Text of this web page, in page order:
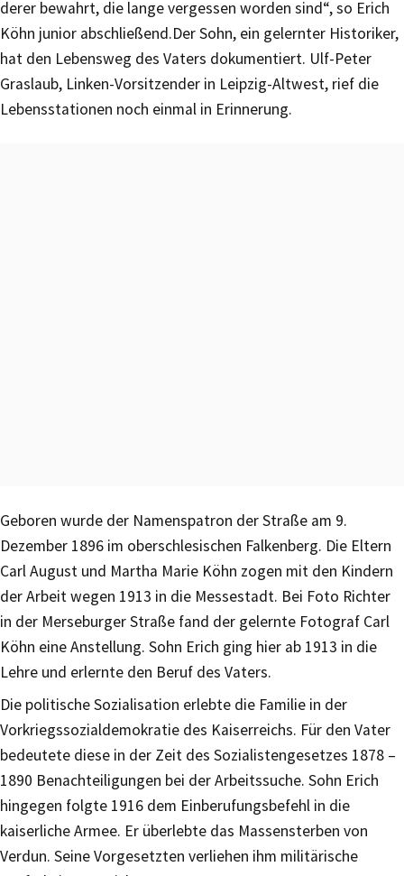
derer bewahrt, die lange vergessen worden sind“, so Erich
Köhn junior abschließend.Der Sohn, ein gelernter Historiker,
hat den Lebensweg des Vaters dokumentiert. Ulf-Peter
Graslaub, Linken-Vorsitzender in Leipzig-Altwest, rief die
Lebensstationen noch einmal in Erinnerung.
Geboren wurde der Namenspatron der Straße am 9.
Dezember 1896 im oberschlesischen Falkenberg. Die Eltern
Carl August und Martha Marie Köhn zogen mit den Kindern
der Arbeit wegen 1913 in die Messestadt. Bei Foto Richter
in der Merseburger Straße fand der gelernte Fotograf Carl
Köhn eine Anstellung. Sohn Erich ging hier ab 1913 in die
Lehre und erlernte den Beruf des Vaters.
Die politische Sozialisation erlebte die Familie in der
Vorkriegssozialdemokratie des Kaiserreichs. Für den Vater
bedeutete diese in der Zeit des Sozialistengesetzes 1878 –
1890 Benachteiligungen bei der Arbeitssuche. Sohn Erich
hingegen folgte 1916 dem Einberufungsbefehl in die
kaiserliche Armee. Er überlebte das Massensterben von
Verdun. Seine Vorgesetzten verliehen ihm militärische